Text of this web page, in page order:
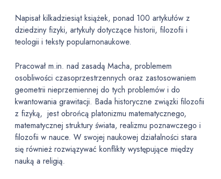
Napisał kilkadziesiąt książek, ponad 100 artykułów z
dziedziny fizyki, artykuły dotyczące historii, filozofii i
teologii i teksty popularnonaukowe.
Pracował m.in. nad zasadą Macha, problemem
osobliwości czasoprzestrzennych oraz zastosowaniem
geometrii nieprzemiennej do tych problemów i do
kwantowania grawitacji. Bada historyczne związki filozofii
z fizyką, jest obrońcą platonizmu matematycznego,
matematycznej struktury świata, realizmu poznawczego i
filozofii w nauce. W swojej naukowej działalności stara
się również rozwiązywać konflikty występujące między
nauką a religią.